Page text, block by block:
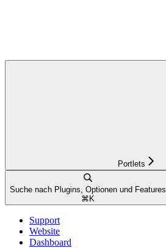
Portlets
Suche nach Plugins, Optionen und Features
⌘ K
Support
Website
Dashboard